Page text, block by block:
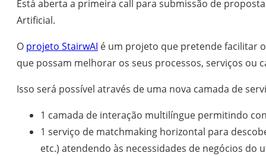
Está aberta a primeira call para submissão de
Artificial.
O projeto StairwAI é um projeto que pretende facilitar
que possam melhorar os seus processos, serviços ou
Isso será possível através de uma nova camada de
1 camada de interação multilíngue permitindo
1 serviço de matchmaking horizontal para
etc.) atendendo às necessidades de negócios do